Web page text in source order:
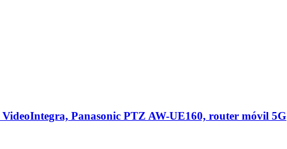
Panasonic PTZ AW-UE160, router móvil 5G